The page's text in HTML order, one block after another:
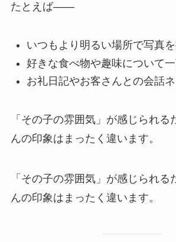
たとえば――
いつもより明るい場所で写真
好きな食べ物や趣味について
お礼日記やお客さんとの会話
「その子の雰囲気」が感じられる
んの印象はまったく違います。
「その子の雰囲気」が感じられる
んの印象はまったく違います。